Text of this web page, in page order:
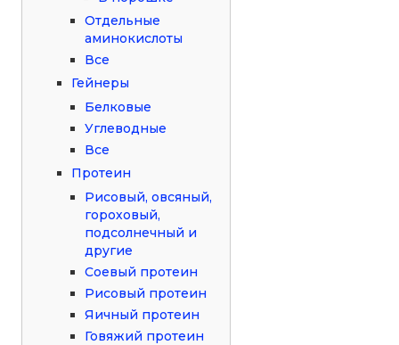
Отдельные
аминокислоты
Все
Гейнеры
Белковые
Углеводные
Все
Протеин
Рисовый, овсяный,
гороховый,
подсолнечный и
другие
Соевый протеин
Рисовый протеин
Яичный протеин
Говяжий протеин